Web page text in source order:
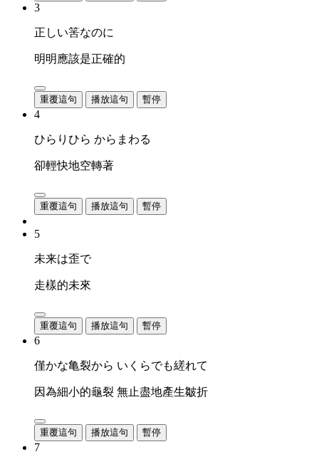
3
正しい筈なのに
明明應該是正確的
重覆這句 播放這句 暫停
4
ひらりひら からまわる
卻輕快地空轉著
重覆這句 播放這句 暫停
5
未来は歪で
走樣的未來
重覆這句 播放這句 暫停
6
僅かな亀裂から いくらでも縒れて
因為細小的龜裂 無止盡地產生皺折
重覆這句 播放這句 暫停
7